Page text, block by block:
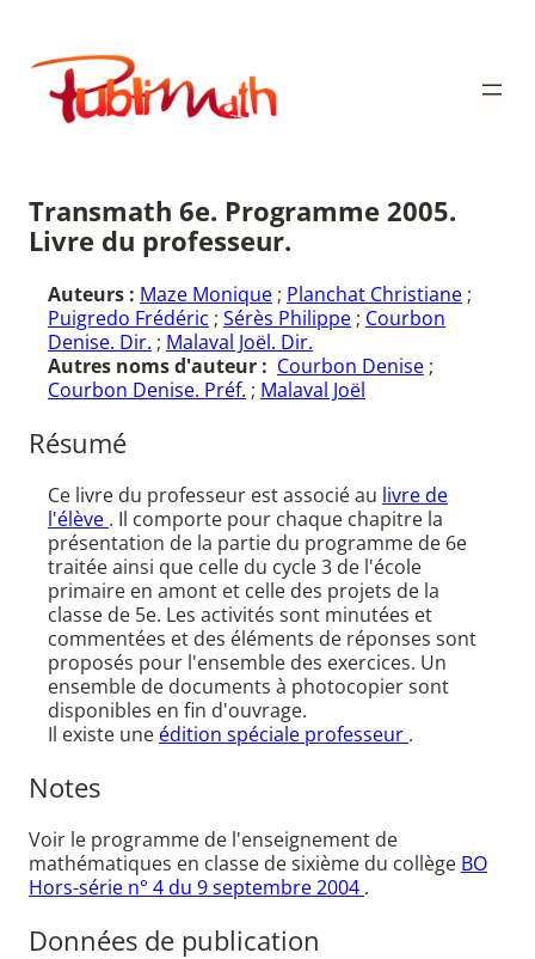
contenu
Publimath
Transmath 6e. Programme 2005.
Livre du professeur.
Auteurs : Maze Monique ; Planchat Christiane ;
Puigredo Frédéric ; Sérès Philippe ; Courbon
Denise. Dir. ; Malaval Joël. Dir.
Autres noms d'auteur : Courbon Denise ;
Courbon Denise. Préf. ; Malaval Joël
Résumé
Ce livre du professeur est associé au livre de
l'élève . Il comporte pour chaque chapitre la
présentation de la partie du programme de 6e
traitée ainsi que celle du cycle 3 de l'école
primaire en amont et celle des projets de la
classe de 5e. Les activités sont minutées et
commentées et des éléments de réponses sont
proposés pour l'ensemble des exercices. Un
ensemble de documents à photocopier sont
disponibles en fin d'ouvrage.
Il existe une édition spéciale professeur .
Notes
Voir le programme de l'enseignement de
mathématiques en classe de sixième du collège BO
Hors-série n° 4 du 9 septembre 2004 .
Données de publication